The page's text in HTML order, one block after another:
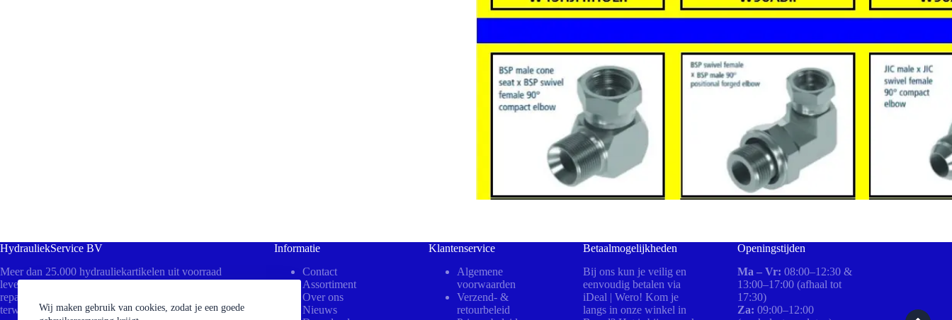
Wij maken gebruik van cookies, zodat je een goede
HydrauliekService BV
Meer dan 25.000 hydrauliekartikelen uit voorraad
leverbaar! Bezoek ons in Beesd voor direct advies,
reparaties aan uw cilinders of het persen van slangen
terwijl u wacht.
Informatie
Contact
Assortiment
Over ons
Nieuws
Klantenservice
Algemene
voorwaarden
Verzend- &
retourbeleid
Betaalmogelijkheden
Bij ons kun je veilig en
eenvoudig betalen via
iDeal | Wero! Kom je
langs in onze winkel in
Openingstijden
Ma – Vr: 08:00–12:30 &
13:00–17:00 (afhaal tot
17:30)
Za: 09:00–12:00